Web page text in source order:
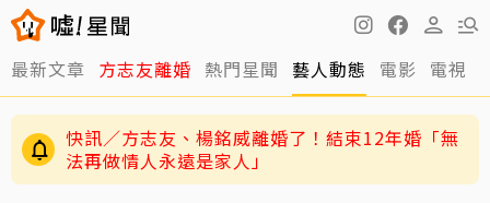
最新文章 方志友離婚 熱門星聞 藝人動態 電影 電視
快訊／方志友、楊銘威離婚了！結束12年婚「無
法再做情人永遠是家人」